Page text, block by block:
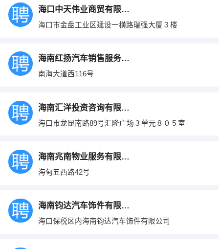
海口中天伟业商贸有限公司
海口市金盘工业区建设一横路瑞强大厦３楼
海南红扬汽车销售服务有限公司
南海大道西116号
海南汇洋投资咨询有限公司
海口市龙昆南路89号汇隆广场３单元８０５室
海南兆南物业服务有限公司
海甸五西路42号
海南钧达汽车饰件有限公司
海口保税区内海南钧达汽车饰件有限公司